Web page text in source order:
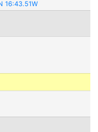
16:43.51W